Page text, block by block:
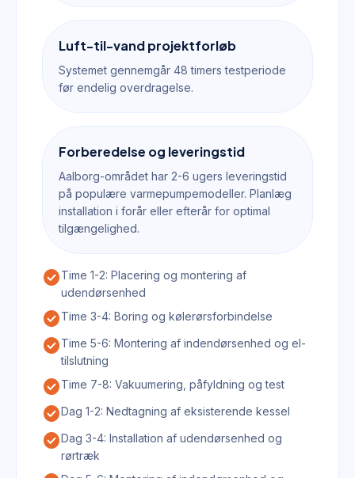
Luft-til-vand projektforløb
Systemet gennemgår 48 timers testperiode
før endelig overdragelse.
Forberedelse og leveringstid
Aalborg-området har 2-6 ugers leveringstid
på populære varmepumpemodeller. Planlæg
installation i forår eller efterår for optimal
tilgængelighed.
check_circleTime 1-2: Placering og montering af
udendørsenhed
check_circleTime 3-4: Boring og kølerørsforbindelse
check_circleTime 5-6: Montering af indendørsenhed og el-
tilslutning
check_circleTime 7-8: Vakuumering, påfyldning og test
check_circleDag 1-2: Nedtagning af eksisterende kessel
check_circleDag 3-4: Installation af udendørsenhed og
rørtræk